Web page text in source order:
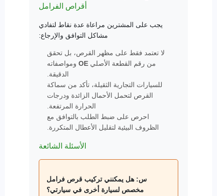
أقراص الفرامل
يجب على المشترين مراعاة عدة نقاط لتفادي
مشاكل التوافق والإرجاع:
لا تعتمد فقط على مظهر القرص، بل تحقق
من رقم القطعة الأصلي OE ومواصفاته
الدقيقة.
للسيارات التجارية الثقيلة، تأكد من سماكة
القرص لتحمل الأحمال الزائدة ودرجات
الحرارة المرتفعة.
احرص على ضبط الطلب بالتوافق مع
الظروف البيئية لتقليل الأعطال المتكررة.
الأسئلة الشائعة
س: هل يمكنني تركيب قرص فرامل
مخصص لسيارة أخرى في سيارتي؟